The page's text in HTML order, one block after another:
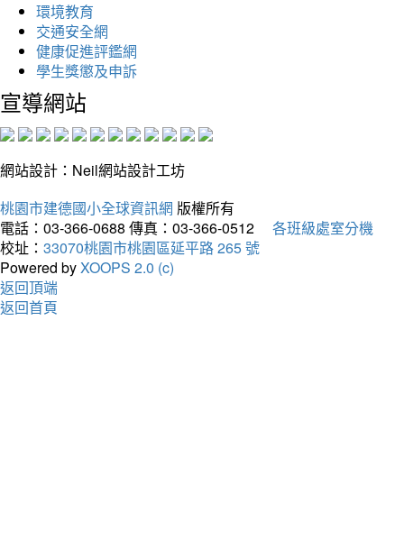
環境教育
交通安全網
健康促進評鑑網
學生獎懲及申訴
宣導網站
網站設計：Neil網站設計工坊
桃園市建德國小全球資訊網 版權所有
電話：03-366-0688 傳真：03-366-0512
各班級處室分機
校址： 33070桃園市桃園區延平路 265 號
Powered byXOOPS 2.0 (c)
返回頂端
返回首頁